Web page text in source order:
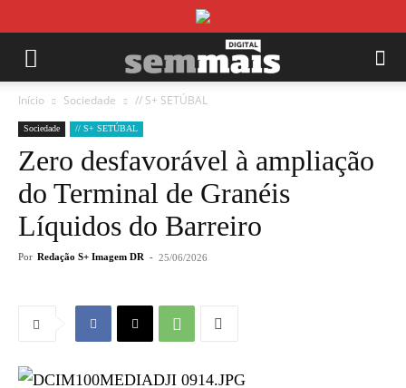
Início Sociedade // S+ SETÚBAL
Sociedade // S+ SETÚBAL
Zero desfavorável à ampliação
do Terminal de Granéis
Líquidos do Barreiro
Por Redação S+ Imagem DR - 25/06/2026